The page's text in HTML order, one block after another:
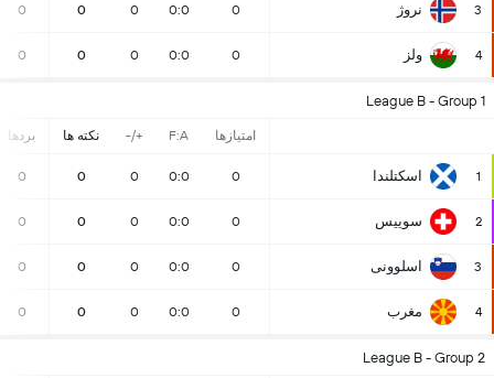
3 نروژ 0
0:0
0
0
0
4 ولز 0
0:0
0
0
0
League B - Group 1
امتیازها F:A
+/- نکته ها بردها
1 اسكتلندا 0
0:0
0
0
0
2 سوییس 0
0:0
0
0
0
3 اسلوونی 0
0:0
0
0
0
4 مغرب 0
0:0
0
0
0
League B - Group 2